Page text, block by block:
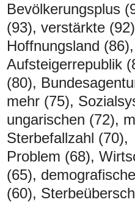
Bevölkerungsplus
(93), verstärkte
Hoffnungsland
Aufsteigerrepublik
(80),
mehr (75),
ungarischen (72),
Sterbefallzahl (70),
Problem (68),
(65),
(60),